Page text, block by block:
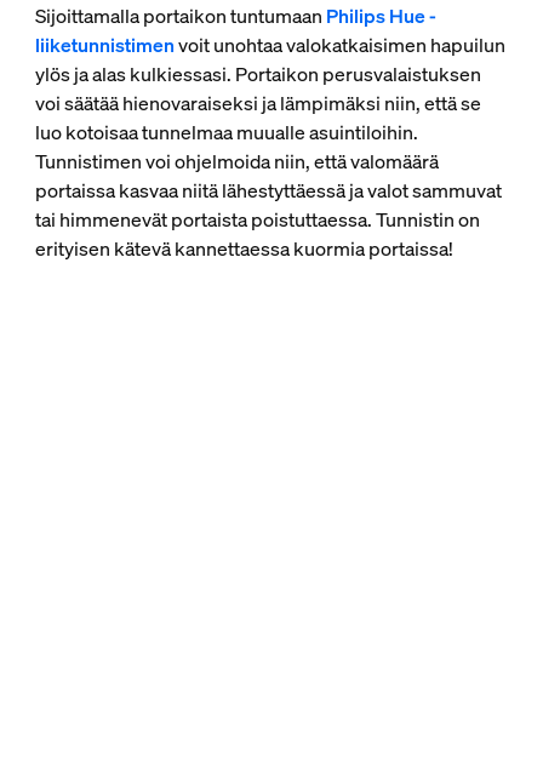
Sijoittamalla portaikon tuntumaan Philips Hue -
liiketunnistimenvoit unohtaa valokatkaisimen hapuilun
ylös ja alas kulkiessasi. Portaikon perusvalaistuksen
voi säätää hienovaraiseksi ja lämpimäksi niin, että se
luo kotoisaa tunnelmaa muualle asuintiloihin.
Tunnistimen voi ohjelmoida niin, että valomäärä
portaissa kasvaa niitä lähestyttäessä ja valot sammuvat
tai himmenevät portaista poistuttaessa. Tunnistin on
erityisen kätevä kannettaessa kuormia portaissa!